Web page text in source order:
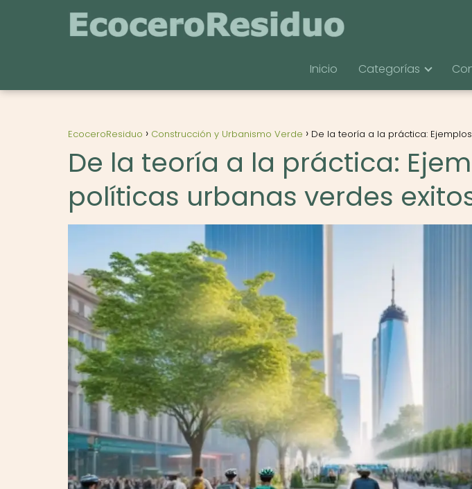
Inicio Categorías
EcoceroResiduo Construcción y Urbanismo Verde De la teoría a la práctica:
De la teoría a la práctica:
políticas urbanas verdes